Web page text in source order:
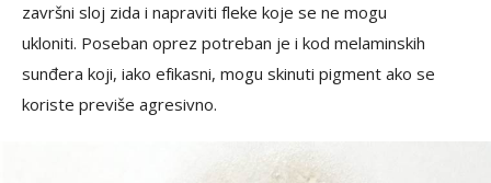
završni sloj zida i napraviti fleke koje se ne mogu
ukloniti. Poseban oprez potreban je i kod melaminskih
sunđera koji, iako efikasni, mogu skinuti pigment ako se
koriste previše agresivno.